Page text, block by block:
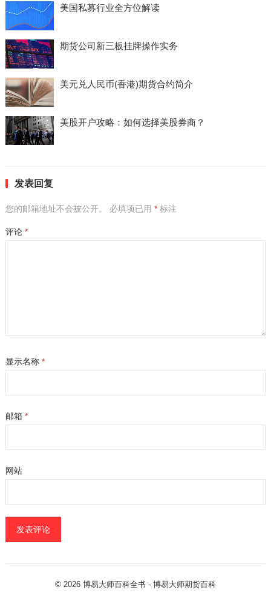
美国私募行业全方位解读
期货公司新三板挂牌操作实务
美元兑人民币(香港)期货合约简介
美股开户攻略：如何选择美股券商？
发表回复
您的邮箱地址不会被公开。 必填项已用 *标注
评论 *
显示名称 *
邮箱 *
网站
© 2026 博易大师百科全书 - 博易大师期货百科